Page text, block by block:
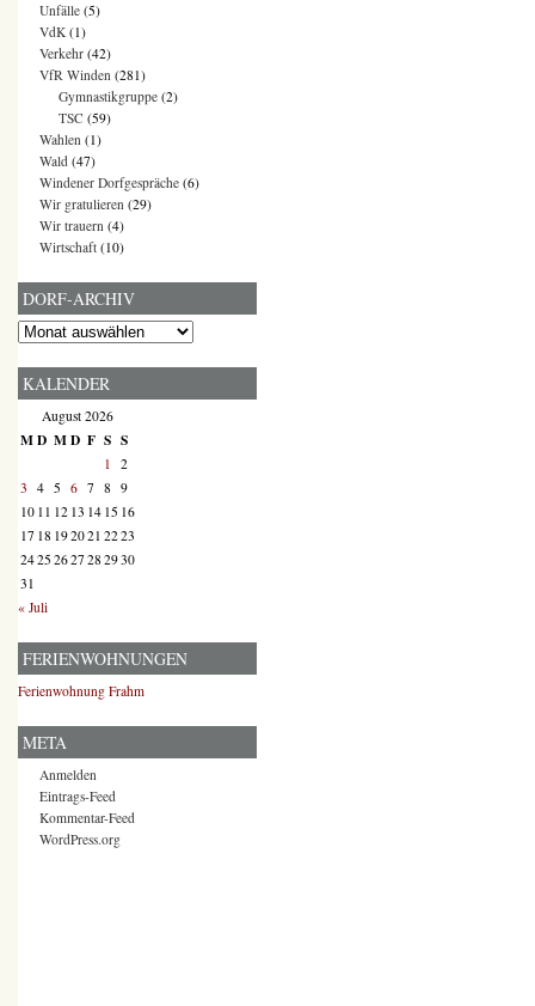
Unfälle (5)
VdK (1)
Verkehr (42)
VfR Winden (281)
Gymnastikgruppe (2)
TSC (59)
Wahlen (1)
Wald (47)
Windener Dorfgespräche (6)
Wir gratulieren (29)
Wir trauern (4)
Wirtschaft (10)
DORF-ARCHIV
Dorf-
KALENDER
August 2026
MD MD F S S
1 2
3 4 5 6 7 8 9
10 11 12 13 14 15 16
17 18 192021 2223
2425 2627 28 2930
31
« Juli
FERIENWOHNUNGEN
Ferienwohnung Frahm
META
Anmelden
Eintrags-Feed
Kommentar-Feed
WordPress.org